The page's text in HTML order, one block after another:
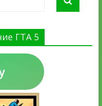
ГТА 5